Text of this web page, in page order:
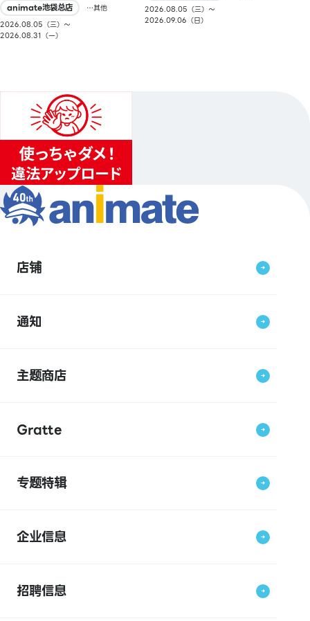
animate池袋总店
…其他
2026.08.05（三）〜
2026.08.31（一）
2026.08.05（三）〜
2026.09.06（日）
店铺
通知
主题商店
Gratte
专题特辑
企业信息
招聘信息